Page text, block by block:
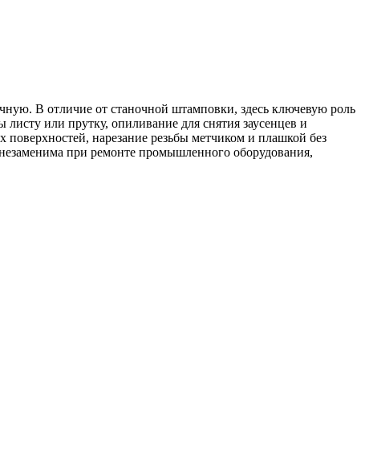
В отличие от станочной штамповки, здесь ключевую роль
или прутку, опиливание для снятия заусенцев и
нарезание резьбы метчиком и плашкой без
при ремонте промышленного оборудования,